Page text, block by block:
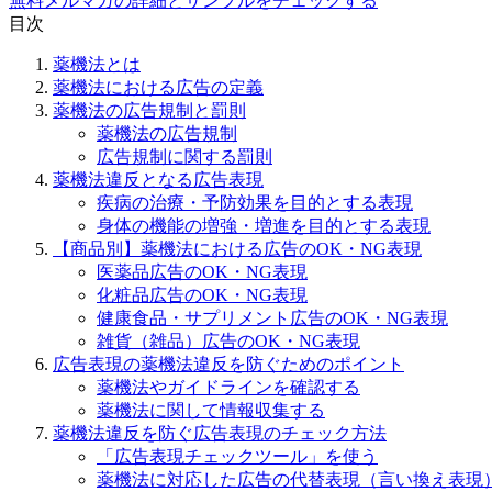
目次
薬機法とは
薬機法における広告の定義
薬機法の広告規制と罰則
薬機法の広告規制
広告規制に関する罰則
薬機法違反となる広告表現
疾病の治療・予防効果を目的とする表現
身体の機能の増強・増進を目的とする表現
【商品別】薬機法における広告のOK・NG表現
医薬品広告のOK・NG表現
化粧品広告のOK・NG表現
健康食品・サプリメント広告のOK・NG表現
雑貨（雑品）広告のOK・NG表現
広告表現の薬機法違反を防ぐためのポイント
薬機法やガイドラインを確認する
薬機法に関して情報収集する
薬機法違反を防ぐ広告表現のチェック方法
「広告表現チェックツール」を使う
薬機法に対応した広告の代替表現（言い換え表現